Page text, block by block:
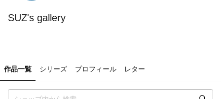
SUZ's gallery
作品一覧 シリーズ プロフィール レター